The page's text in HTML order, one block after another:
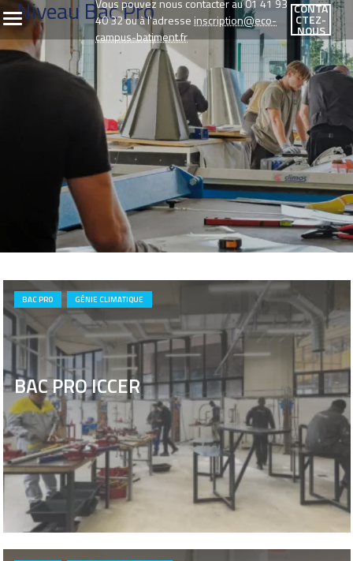
40 32 ou à l'adresse inscription@eco-
campus-batiment.fr
CONTA
CTEZ-
NOUS
Niveau Bac Pro
BAC PRO ICCER
BAC PRO GÉNIE CLIMATIQUE